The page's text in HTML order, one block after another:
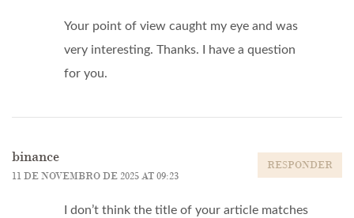
Your point of view caught my eye and was
very interesting. Thanks. I have a question
for you.
binance
11 DE NOVEMBRO DE 2025 AT 09:23
RESPONDER
I don’t think the title of your article matches